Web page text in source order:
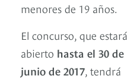
menores de 19 años.
El concurso, que estará
abierto hasta el 30 de
junio de 2017, tendrá